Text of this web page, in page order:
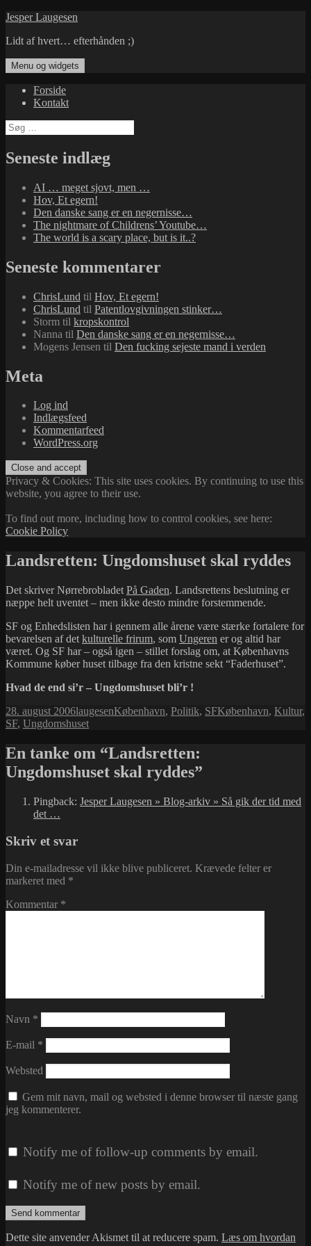
Hop
indhold
Jesper Laugesen
Lidt af hvert… efterhånden ;)
Menu og widgets
Forside
Kontakt
Søg
efter:
Seneste indlæg
AI … meget sjovt, men …
Hov, Et egern!
Den danske sang er en negernisse…
The nightmare of Childrens’ Youtube…
The world is a scary place, but is it..?
Seneste kommentarer
ChrisLund til Hov, Et egern!
ChrisLund til Patentlovgivningen stinker…
Storm til kropskontrol
Nanna til Den danske sang er en negernisse…
Mogens Jensen til Den fucking sejeste mand i verden
Meta
Log ind
Indlægsfeed
Kommentarfeed
WordPress.org
Privacy & Cookies: This site uses cookies. By continuing to use this
website, you agree to their use.
To find out more, including how to control cookies, see here:
Cookie Policy
Landsretten: Ungdomshuset skal ryddes
Det skriver Nørrebrobladet På Gaden. Landsrettens beslutning er
næppe helt uventet – men ikke desto mindre forstemmende.
SF og Enhedslisten har i gennem alle årene være stærke fortalere for
bevarelsen af det kulturelle frirum, som Ungeren er og altid har
været. Og SF har – også igen – stillet forslag om, at Københavns
Kommune køber huset tilbage fra den kristne sekt “Faderhuset”.
Hvad de end si’r – Ungdomshuset bli’r !
Udgivet
i
28. august 2006Forfatter
laugesenKategorier
København, Politik, SFTags
København, Kultur,
SF, Ungdomshuset
En tanke om “Landsretten:
Ungdomshuset skal ryddes”
Pingback: Jesper Laugesen » Blog-arkiv » Så gik der tid med
det …
Skriv et svar
Din e-mailadresse vil ikke blive publiceret. Krævede felter er
markeret med *
Kommentar *
Navn *
E-mail *
Websted
Gem mit navn, mail og websted i denne browser til næste gang
jeg kommenterer.
Notify me of follow-up comments by email.
Notify me of new posts by email.
Dette site anvender Akismet til at reducere spam. Læs om hvordan